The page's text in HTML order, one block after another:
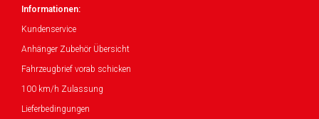
Informationen:
Kundenservice
Anhänger Zubehör Übersicht
Fahrzeugbrief vorab schicken
100 km/h Zulassung
Lieferbedingungen